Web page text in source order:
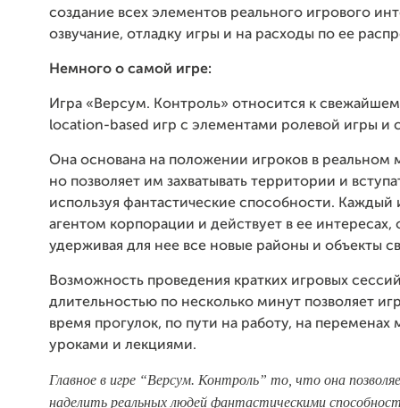
создание всех элементов реального игрового
озвучание, отладку игры и на расходы по ее
Немного о самой игре:
Игра «Версум. Контроль» относится к
location-based игр с элементами ролевой игры и
Она основана на положении игроков в реальном
но позволяет им захватывать территории и
используя фантастические способности. Каждый
агентом корпорации и действует в ее интересах,
удерживая для нее все новые районы и объекты
Возможность проведения кратких игровых
длительностью по несколько минут позволяет
время прогулок, по пути на работу, на переменах
уроками и лекциями.
Главное в игре “Версум. Контроль” то, что она
наделить реальных людей фантастическими